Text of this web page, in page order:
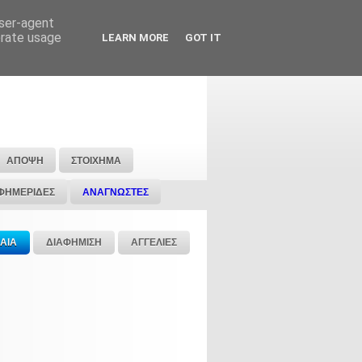
ΑΠΟΨΗ ΣΤΟΙΧΗΜΑ
ΑΝΑΓΝΩΣΤΕΣ
ΔΙΑΦΗΜΙΣΗ ΑΓΓΕΛΙΕΣ
agent
usage
LEARN MORE GOT IT